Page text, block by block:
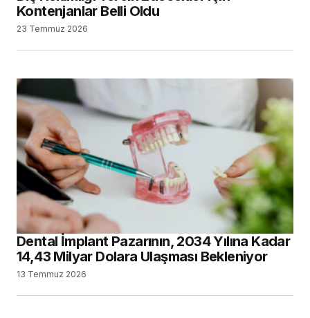
Kontenjanlar Belli Oldu
23 Temmuz 2026
Dental İmplant Pazarının, 2034 Yılına Kadar
14,43 Milyar Dolara Ulaşması Bekleniyor
13 Temmuz 2026